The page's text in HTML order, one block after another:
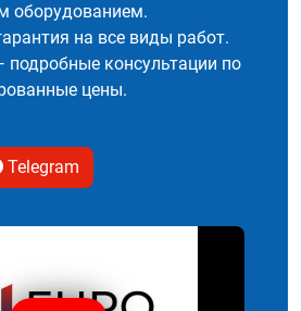
оборудованием.
на все виды работ.
подробные консультации по
цены.
Telegram